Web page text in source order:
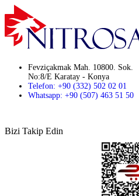
Fevziçakmak Mah. 10800. Sok.
No:8/E Karatay - Konya
Telefon: +90 (332) 502 02 01
Whatsapp: +90 (507) 463 51 50
Bizi Takip Edin